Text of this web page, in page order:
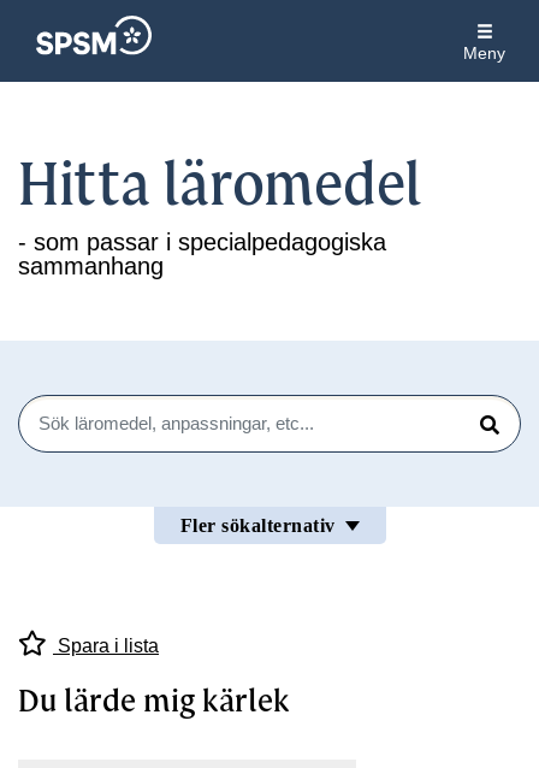
Meny
Hitta läromedel
- som passar i specialpedagogiska
sammanhang
Sök
Sök
Fler sökalternativ
Spara i lista
Du lärde mig kärlek